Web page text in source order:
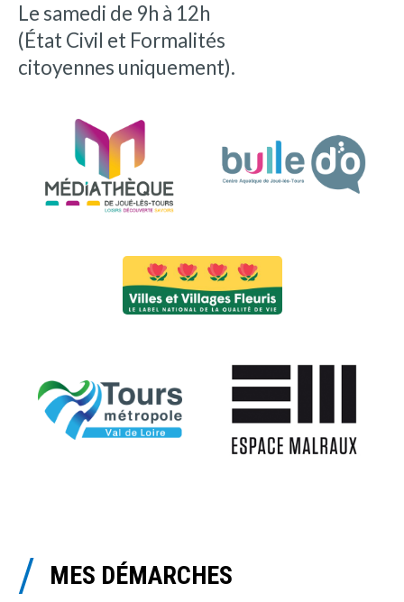
Le samedi de 9h à 12h
(État Civil et Formalités
citoyennes uniquement).
MES DÉMARCHES